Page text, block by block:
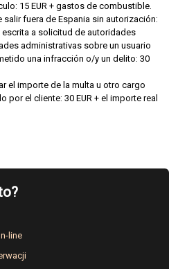
15 EUR + gastos de combustible.
fuera de Espania sin autorización:
escrita a solicitud de autoridades
administrativas sobre un usuario
una infracción o/y un delito: 30
el importe de la multa u otro cargo
por el cliente: 30 EUR + el importe real
line